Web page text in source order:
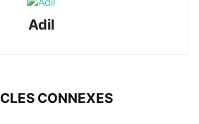
Adil
CONNEXES